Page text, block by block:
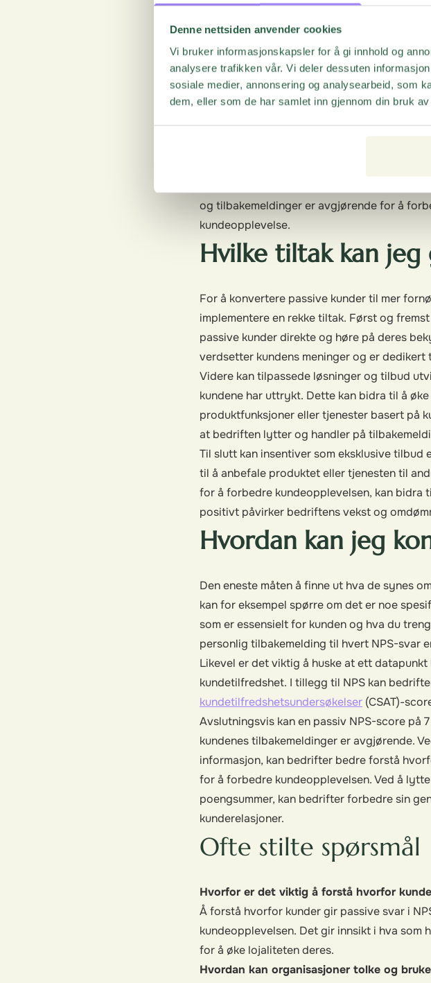
Denne nettsiden anvender cookies
Vi bruker informasjonskapsler for å gi innhold og
analysere trafikken vår. Vi deler dessuten
sosiale medier, annonsering og analysearbeid, som
dem, eller som de har samlet inn gjennom din bruk
bruker det av vane eller mangel på
tjenesten/produktet.
Kunden trenger mer tid:Noen ganger kan
har brukt produktet eller tjenesten lenge
poengsum hvis de har hatt begrenset
De får ikke valuta for pengene i forhold til
Uansett hvorfor en kunde svarer passivt i
og tilbakemeldinger er avgjørende for å
kundeopplevelse.
Hvilke tiltak kan jeg
For å konvertere passive kunder til mer
implementere en rekke tiltak. Først og
passive kunder direkte og høre på deres
verdsetter kundens meninger og er
Videre kan tilpassede løsninger og tilbud
kundene har uttrykt. Dette kan bidra til å
produktfunksjoner eller tjenester basert på
at bedriften lytter og handler på
Til slutt kan insentiver som eksklusive
til å anbefale produktet eller tjenesten til
for å forbedre kundeopplevelsen, kan bidra
positivt påvirker bedriftens vekst og
Hvordan kan jeg
Den eneste måten å finne ut hva de synes
kan for eksempel spørre om det er noe
som er essensielt for kunden og hva du
personlig tilbakemelding til hvert NPS-svar
Likevel er det viktig å huske at ett
kundetilfredshet. I tillegg til NPS kan
kundetilfredshetsundersøkelser (CSAT)-
Avslutningsvis kan en passiv NPS-score på
kundenes tilbakemeldinger er avgjørende.
informasjon, kan bedrifter bedre forstå
for å forbedre kundeopplevelsen. Ved å
poengsummer, kan bedrifter forbedre sin
kunderelasjoner.
Ofte stilte spørsmål
Hvorfor er det viktig å forstå hvorfor
Å forstå hvorfor kunder gir passive svar i
kundeopplevelsen. Det gir innsikt i hva som
for å øke lojaliteten deres.
Hvordan kan organisasjoner tolke og